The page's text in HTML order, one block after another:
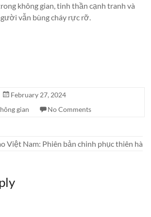
không gian, tinh thần cạnh tranh và
vẫn bùng cháy rực rỡ.
February 27, 2024
gian
No Comments
Việt Nam: Phiên bản chinh phục thiên hà